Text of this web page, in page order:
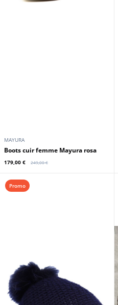
MAYURA
Boots cuir femme Mayura rosa
179,00 € 249,00 €
Promo